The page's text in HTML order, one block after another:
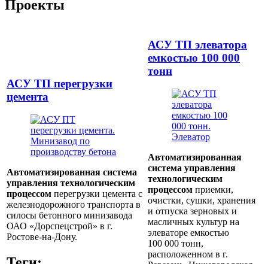
Проекты
АСУ ТП перегрузки
цемента
Автоматизированная система
управления технологическим
процессом перегрузки цемента с
железнодорожного транспорта в
силосы бетонного минизавода
ОАО «Дорспецстрой» в г.
Ростове-на-Дону.
АСУ ТП элеватора
емкостью 100 000
тонн
Автоматизированная
система управления
технологическим
процессом приемки,
очистки, сушки, хранения
и отпуска зерновых и
масличных культур на
элеваторе емкостью
100 000 тонн,
расположенном в г.